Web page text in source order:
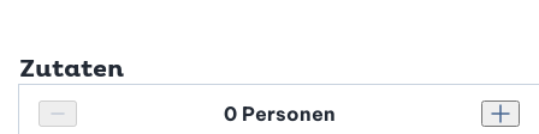
Zutaten
Personenanzahl